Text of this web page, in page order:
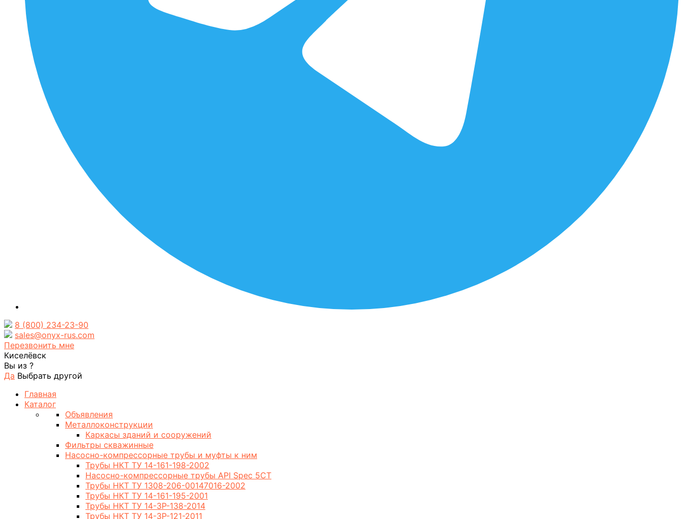
8 (800) 234-23-90
sales@onyx-rus.com
Перезвонить мне
Киселёвск
Вы из ?
Да Выбрать другой
Главная
Каталог
Объявления
Металлоконструкции
Каркасы зданий и сооружений
Фильтры скважинные
Насосно-компрессорные трубы и муфты к ним
Трубы НКТ ТУ 14-161-198-2002
Насосно-компрессорные трубы API Spec 5CT
Трубы НКТ ТУ 1308-206-00147016-2002
Трубы НКТ ТУ 14-161-195-2001
Трубы НКТ ТУ 14-3Р-138-2014
Трубы НКТ ТУ 14-3Р-121-2011